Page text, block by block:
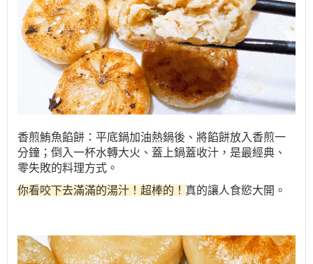
香煎鮪魚餡餅：平底鍋加油熱鍋後、將餡餅放入香煎一
分鐘；倒入一杯水轉大火、蓋上鍋蓋收汁，是最經典、
零失敗的料理方式。
你看咬下去滿滿的湯汁！超棒的！ 真的讓人食慾大開。